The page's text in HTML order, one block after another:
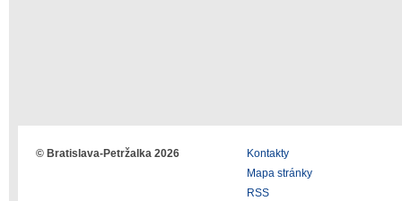
© Bratislava-Petržalka 2026
Kontakty
Mapa stránky
RSS